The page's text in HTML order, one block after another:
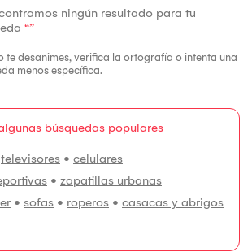
ningún resultado para tu
“”
te desanimes, verifica la ortografía o intenta una
menos específica.
búsquedas populares
televisores • celulares
• zapatillas urbanas
• sofas • roperos • casacas y abrigos